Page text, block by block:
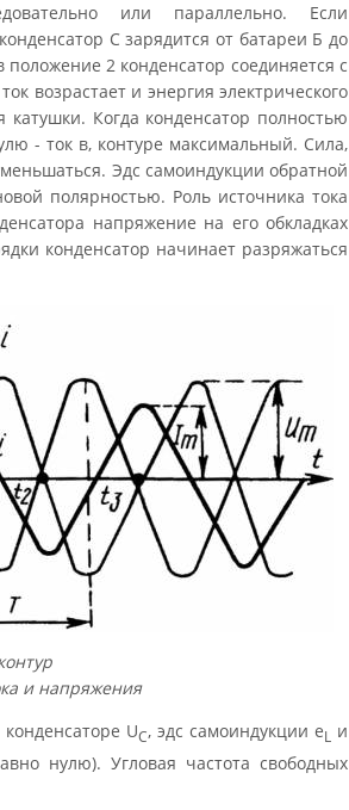
или параллельно. Если
С зарядится от батареи Б до
2 конденсатор соединяется с
возрастает и энергия электрического
Когда конденсатор полностью
- ток в, контуре максимальный. Сила,
Эдс самоиндукции обратной
полярностью. Роль источника тока
напряжение на его обкладках
конденсатор начинает разряжаться
и напряжения
UC, эдс самоиндукции eL и
нулю). Угловая частота свободных